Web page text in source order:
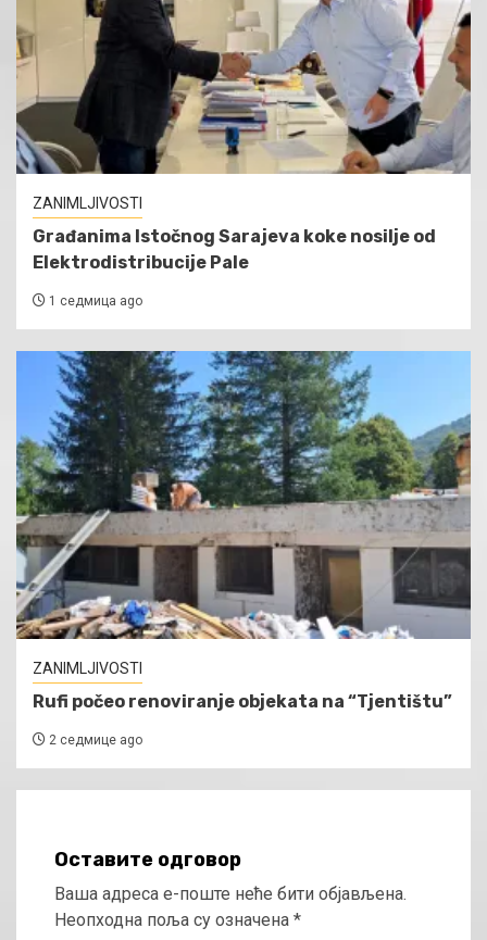
ZANIMLJIVOSTI
Građanima Istočnog Sarajeva koke nosilje od
Elektrodistribucije Pale
1 седмица ago
ZANIMLJIVOSTI
Rufi počeo renoviranje objekata na “Tjentištu”
2 седмице ago
Оставите одговор
Ваша адреса е-поште неће бити објављена.
Неопходна поља су означена *